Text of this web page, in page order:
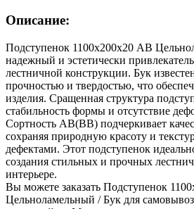
Описание:
Подступенок 1100х200х20 АВ
надежный и эстетически
лестничной конструкции. Бук
прочностью и твердостью, что
изделия. Сращенная структура
стабильность формы и отсутствие
Сортность AB(BB) подчеркивает
сохраняя природную красоту и
дефектами. Этот подступенок
создания стильных и прочных
интерьере.
Вы можете заказать Подступенок
Цельноламельный / Бук для